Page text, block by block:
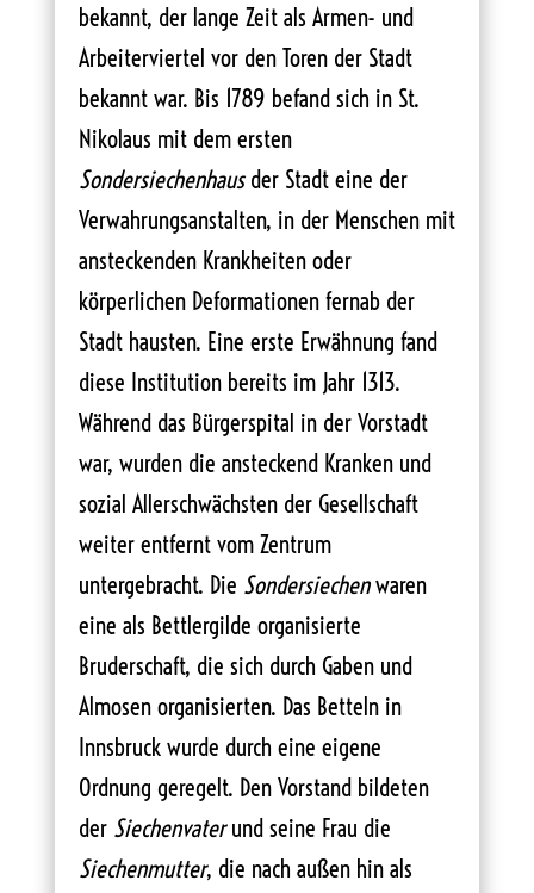
bekannt, der lange Zeit als Armen- und
Arbeiterviertel vor den Toren der Stadt
bekannt war. Bis 1789 befand sich in St.
Nikolaus mit dem ersten
Sondersiechenhausder Stadt eine der
Verwahrungsanstalten, in der Menschen mit
ansteckenden Krankheiten oder
körperlichen Deformationen fernab der
Stadt hausten. Eine erste Erwähnung fand
diese Institution bereits im Jahr 1313.
Während das Bürgerspital in der Vorstadt
war, wurden die ansteckend Kranken und
sozial Allerschwächsten der Gesellschaft
weiter entfernt vom Zentrum
untergebracht. Die Sondersiechenwaren
eine als Bettlergilde organisierte
Bruderschaft, die sich durch Gaben und
Almosen organisierten. Das Betteln in
Innsbruck wurde durch eine eigene
Ordnung geregelt. Den Vorstand bildeten
der Siechenvaterund seine Frau die
Siechenmutter, die nach außen hin als